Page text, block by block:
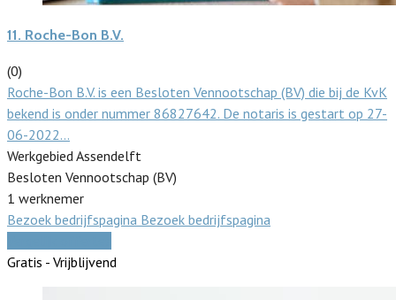
11. Roche-Bon B.V.
(0)
Roche-Bon B.V. is een Besloten Vennootschap (BV) die bij de KvK
bekend is onder nummer 86827642. De notaris is gestart op 27-
06-2022…
Werkgebied Assendelft
Besloten Vennootschap (BV)
1 werknemer
Bezoek bedrijfspagina Bezoek bedrijfspagina
Gratis - Vrijblijvend